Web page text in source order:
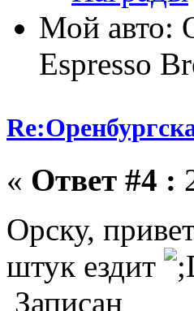
Мой авто:
Espresso
« Ответ #4 :
Орску,
штук ездит
Записан